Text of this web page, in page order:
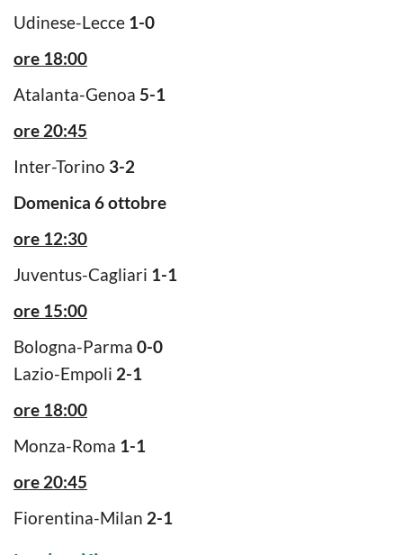
Udinese-Lecce 1-0
ore 18:00
Atalanta-Genoa 5-1
ore 20:45
Inter-Torino 3-2
Domenica 6 ottobre
ore 12:30
Juventus-Cagliari 1-1
ore 15:00
Bologna-Parma 0-0
Lazio-Empoli 2-1
ore 18:00
Monza-Roma 1-1
ore 20:45
Fiorentina-Milan 2-1